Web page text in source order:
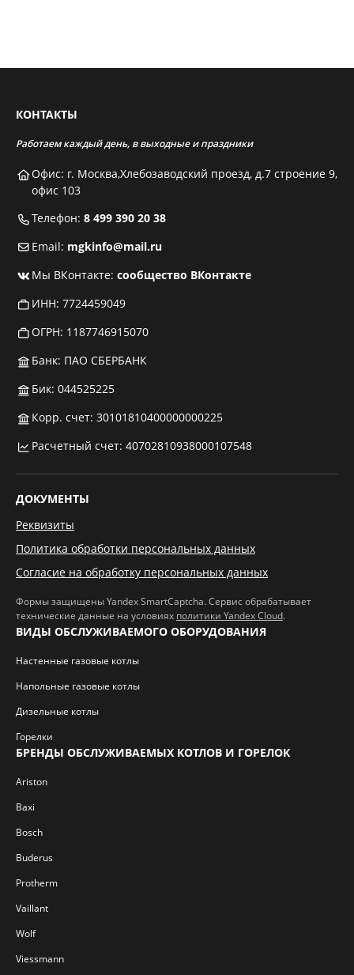
КОНТАКТЫ
Работаем каждый день, в выходные и праздники
Офис: г. Москва,Хлебозаводский проезд, д.7 строение 9,
офис 103
Телефон: 8 499 390 20 38
Email: mgkinfo@mail.ru
Мы ВКонтакте: сообщество ВКонтакте
ИНН: 7724459049
ОГРН: 1187746915070
Банк: ПАО СБЕРБАНК
Бик: 044525225
Корр. счет: 30101810400000000225
Расчетный счет: 40702810938000107548
ДОКУМЕНТЫ
Реквизиты
Политика обработки персональных данных
Согласие на обработку персональных данных
Формы защищены Yandex SmartCaptcha. Сервис обрабатывает
технические данные на условиях политики Yandex Cloud.
ВИДЫ ОБСЛУЖИВАЕМОГО ОБОРУДОВАНИЯ
Настенные газовые котлы
Напольные газовые котлы
Дизельные котлы
Горелки
БРЕНДЫ ОБСЛУЖИВАЕМЫХ КОТЛОВ И ГОРЕЛОК
Ariston
Baxi
Bosch
Buderus
Protherm
Vaillant
Wolf
Viessmann